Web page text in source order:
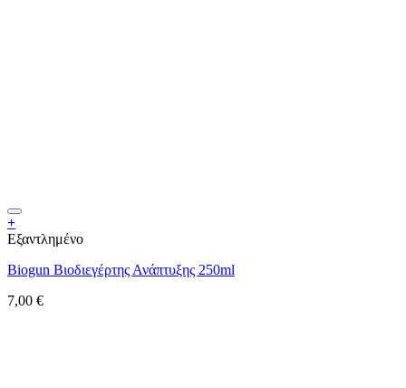
+
Εξαντλημένο
Biogun Βιοδιεγέρτης Ανάπτυξης 250ml
7,00 €